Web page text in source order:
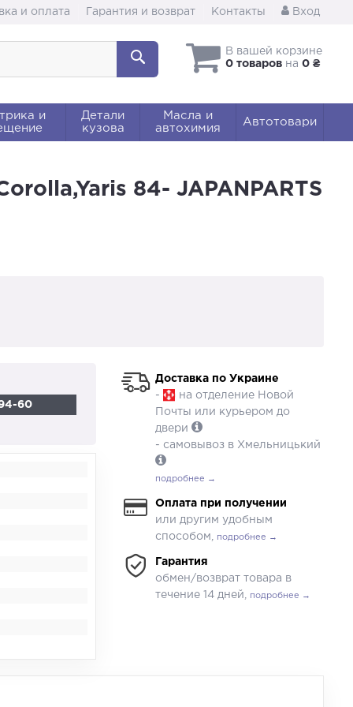
и оплата Гарантия и возврат Контакты Вход
В вашей корзине
0 товаров на 0 ₴
и
Детали
кузова
Масла и
автохимия
Автотовари
84- JAPANPARTS
60
Доставка по Украине
-
на отделение Новой
Почты или курьером до
двери
- самовывоз в Хмельницький
подробнее →
Оплата при получении
или другим удобным
способом,
подробнее →
Гарантия
обмен/возврат товара в
течение 14 дней,
подробнее →